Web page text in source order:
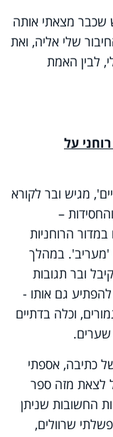
שכבר מצאתי אותה
שלי אליה, ואת
לבין האמת
על
מגיש ובר לקורא
–
הרוחניות
'מעריב'. במהלך
ובר תגובות
גם אותו -
וכלה בדתיים
שערים.
כתיבה, אספתי
לצאת מזה ספר
החשובות שניתן
שרוולים,